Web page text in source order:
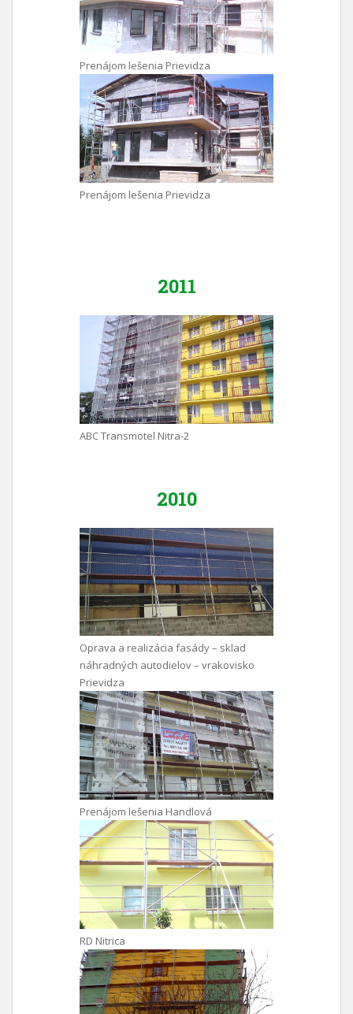
Prenájom lešenia Prievidza
Prenájom lešenia Prievidza
2011
ABC Transmotel Nitra-2
2010
Oprava a realizácia fasády – sklad
náhradných autodielov – vrakovisko
Prievidza
Prenájom lešenia Handlová
RD Nitrica